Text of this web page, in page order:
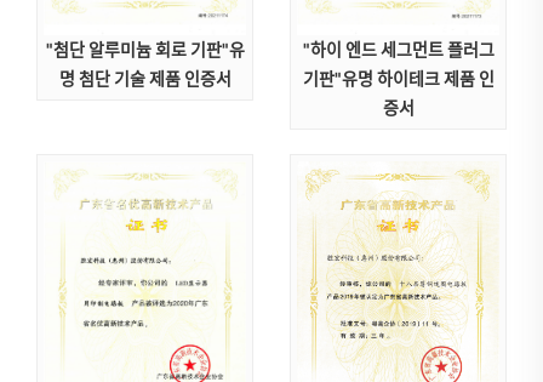
"첨단 알루미늄 회로 기판"유
명 첨단 기술 제품 인증서
"하이 엔드 세그먼트 플러그
기판"유명 하이테크 제품 인
증서